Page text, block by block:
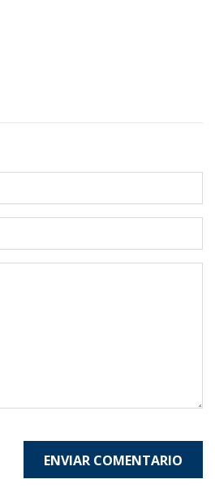
ENVIAR COMENTARIO